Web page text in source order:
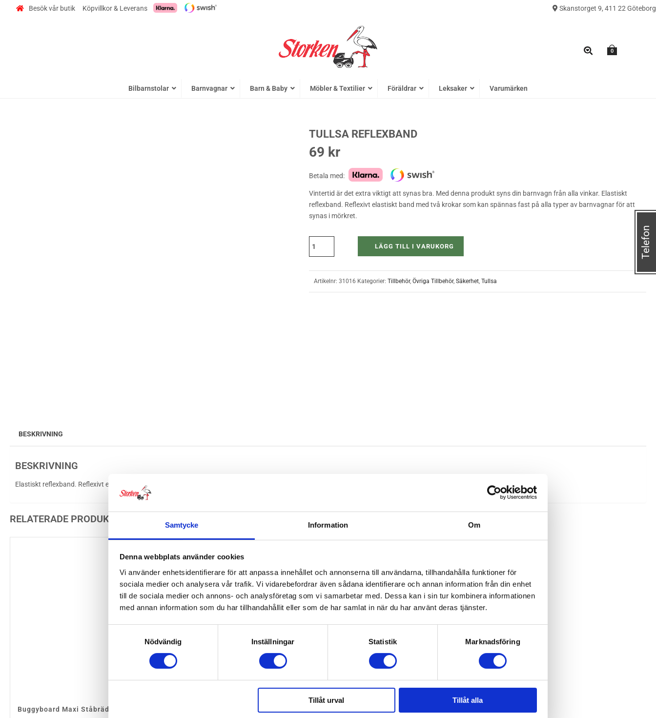
Samtycke Information Om
Denna webbplats använder cookies
Vi använder enhetsidentifierare för att anpassa innehållet och annonserna till användarna, tillhandahålla funktioner för
sociala medier och analysera vår trafik. Vi vidarebefordrar även sådana identifierare och annan information från din enhet
till de sociala medier och annons- och analysföretag som vi samarbetar med. Dessa kan i sin tur kombinera informationen
med annan information som du har tillhandahållit eller som de har samlat in när du har använt deras tjänster.
Nödvändig
Inställningar Statistik Marknadsföring
Tillåt urval Tillåt alla
Besök vår butik Köpvillkor & Leverans Skanstorget 9, 411 22 Göteborg
0
Bilbarnstolar Barnvagnar Barn & Baby Möbler & Textilier Föräldrar Leksaker Varumärken
TULLSA REFLEXBAND
69 kr
Betala med:
Vintertid är det extra viktigt att synas bra. Med denna produkt syns din barnvagn från alla vinkar. Elastiskt
reflexband. Reflexivt elastiskt band med två krokar som kan spännas fast på alla typer av barnvagnar för att
synas i mörkret.
LÄGG TILL I VARUKORG
Artikelnr: 31016 Kategorier: Tillbehör, Övriga Tillbehör, Säkerhet, Tullsa
BESKRIVNING
BESKRIVNING
Elastiskt reflexband. Reflexivt elastiskt band med två krokar som kan spännas fast på alla typer av barnvagnar för att synas i mörkret.
RELATERADE PRODUKTER
Buggyboard Maxi Ståbräda
Ej i lager Ej i lager
Telefon